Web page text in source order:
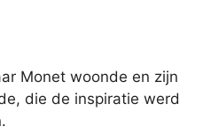
Monet woonde en zijn
die de inspiratie werd